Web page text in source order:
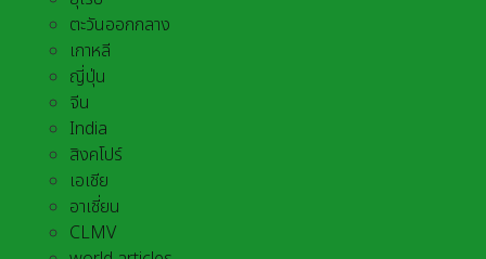
ตะวันออกกลาง
เกาหลี
ญี่ปุ่น
จีน
India
สิงคโปร์
เอเชีย
อาเชี่ยน
CLMV